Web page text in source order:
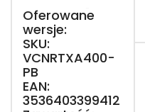
Oferowane
wersje:
SKU:
VCNRTXA400-
PB
EAN:
3536403399412